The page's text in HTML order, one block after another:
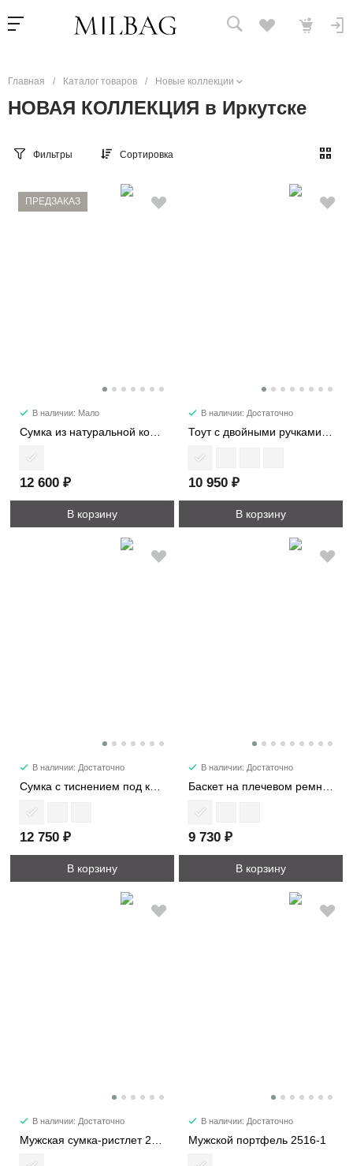
Главная / Каталог товаров / Новые коллекции
НОВАЯ КОЛЛЕКЦИЯ в Иркутске
Фильтры Сортировка
ПРЕДЗАКАЗ
В наличии: Мало
12 600 ₽
В корзину
В наличии: Достаточно
10 950 ₽
В корзину
В наличии: Достаточно
12 750 ₽
В корзину
В наличии: Достаточно
9 730 ₽
В корзину
В наличии: Достаточно
Мужская сумка-ристлет 2516-4
В наличии: Достаточно
Мужской портфель 2516-1